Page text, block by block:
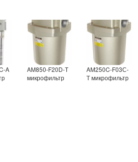
A
AM850-F20D-Т
микрофильтр
AM250C-F03С-
Т микрофильтр